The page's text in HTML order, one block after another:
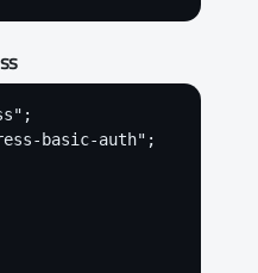
basic-auth";